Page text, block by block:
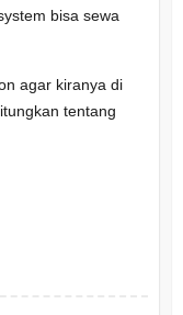
bisa sewa
agar kiranya di
tentang